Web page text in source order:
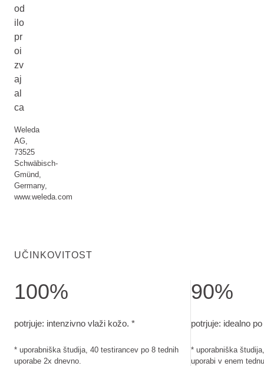
od
ilo
pr
oi
zv
aj
al
ca
Weleda
AG,
73525
Schwäbisch-
Gmünd,
Germany,
www.weleda.com
UČINKOVITOST
100%
potrjuje: intenzivno vlaži kožo. *
* uporabniška študija, 40 testirancev po 8 tednih
uporabe 2x dnevno.
90%
potrjuje: idealno
* uporabniška
uporabi v enem